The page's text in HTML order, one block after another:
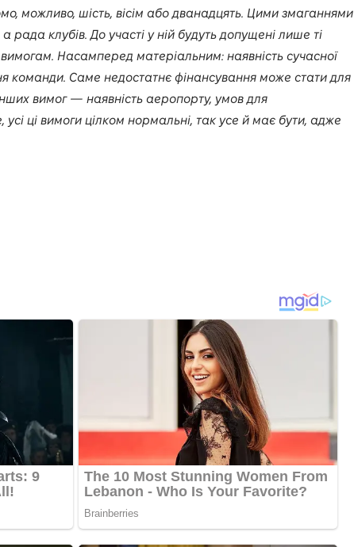
можливо, шість, вісім або дванадцять. Цими змаганнями
клубів. До участі у ній будуть допущені лише ті
Насамперед матеріальним: наявність сучасної
команди. Саме недостатнє фінансування може стати для
вимог — наявність аеропорту, умов для
усі ці вимоги цілком нормальні, так усе й має бути, адже